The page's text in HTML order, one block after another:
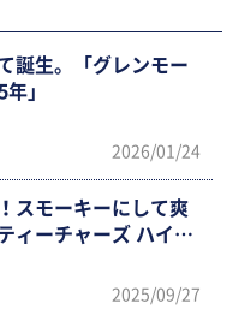
誕生。「グレンモー
」
2026/01/24
スモーキーにして爽
ィーチャーズ ハイボ
2025/09/27